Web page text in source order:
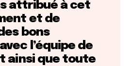
attribué à cet
et de
bons
l’équipe de
ainsi que toute